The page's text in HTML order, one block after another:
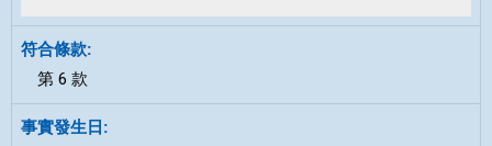
第 6 款